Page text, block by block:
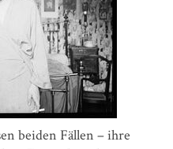
beiden Fällen – ihre